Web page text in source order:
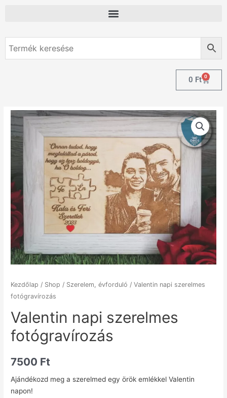
0 Ft 0
Kezdőlap / Shop / Szerelem, évforduló / Valentin napi szerelmes
fotógravírozás
Valentin napi szerelmes
fotógravírozás
7500 Ft
Ajándékozd meg a szerelmed egy örök emlékkel Valentin
napon!